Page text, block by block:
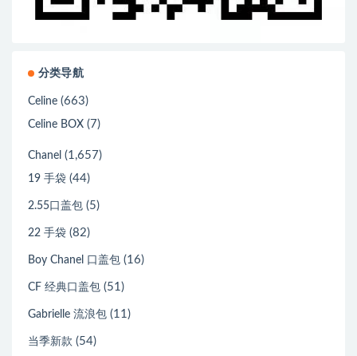
分类导航
Celine (663)
Celine BOX (7)
Chanel (1,657)
19 手袋 (44)
2.55口盖包 (5)
22 手袋 (82)
Boy Chanel 口盖包 (16)
CF 经典口盖包 (51)
Gabrielle 流浪包 (11)
当季新款 (54)